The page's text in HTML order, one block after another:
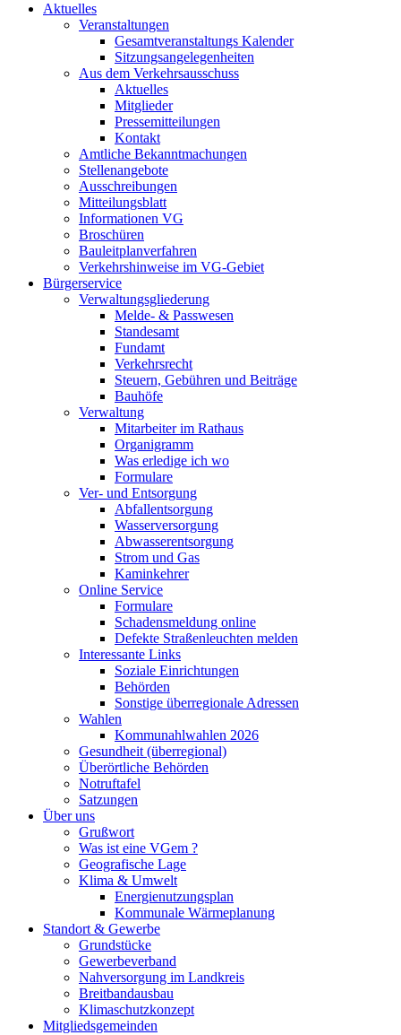
Aktuelles
Veranstaltungen
Gesamtveranstaltungs Kalender
Sitzungsangelegenheiten
Aus dem Verkehrsausschuss
Aktuelles
Mitglieder
Pressemitteilungen
Kontakt
Amtliche Bekanntmachungen
Stellenangebote
Ausschreibungen
Mitteilungsblatt
Informationen VG
Broschüren
Bauleitplanverfahren
Verkehrshinweise im VG-Gebiet
Bürgerservice
Verwaltungsgliederung
Melde- & Passwesen
Standesamt
Fundamt
Verkehrsrecht
Steuern, Gebühren und Beiträge
Bauhöfe
Verwaltung
Mitarbeiter im Rathaus
Organigramm
Was erledige ich wo
Formulare
Ver- und Entsorgung
Abfallentsorgung
Wasserversorgung
Abwasserentsorgung
Strom und Gas
Kaminkehrer
Online Service
Formulare
Schadensmeldung online
Defekte Straßenleuchten melden
Interessante Links
Soziale Einrichtungen
Behörden
Sonstige überregionale Adressen
Wahlen
Kommunahlwahlen 2026
Gesundheit (überregional)
Überörtliche Behörden
Notruftafel
Satzungen
Über uns
Grußwort
Was ist eine VGem ?
Geografische Lage
Klima & Umwelt
Energienutzungsplan
Kommunale Wärmeplanung
Standort & Gewerbe
Grundstücke
Gewerbeverband
Nahversorgung im Landkreis
Breitbandausbau
Klimaschutzkonzept
Mitgliedsgemeinden